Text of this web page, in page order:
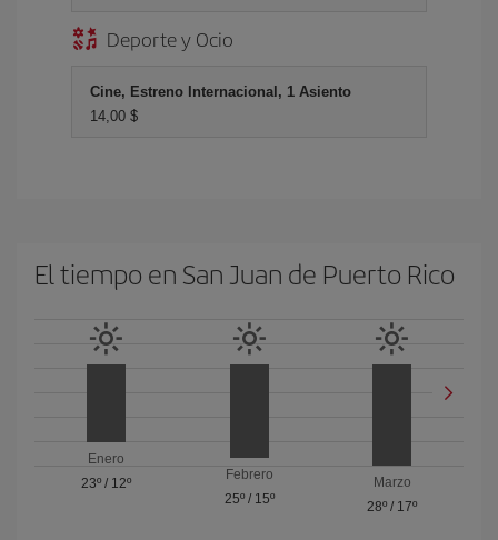
Deporte y Ocio
Cine, Estreno Internacional, 1 Asiento
14,00 $
El tiempo en San Juan de Puerto Rico
Enero
23º/ 12º
Febrero
25º/ 15º
Marzo
28º / 17º